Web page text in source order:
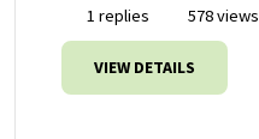
1 replies
578 views
VIEW DETAILS